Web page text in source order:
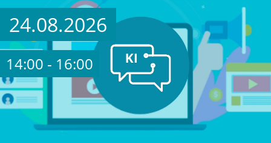
24.08.2026
14:00 - 16:00